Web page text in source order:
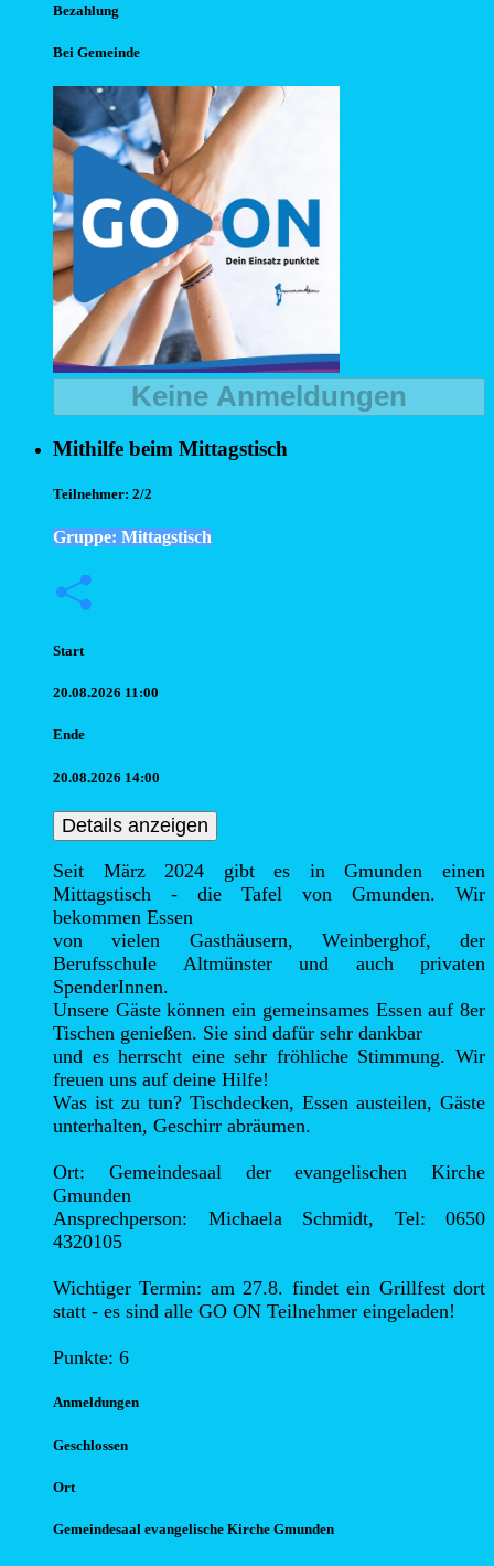
Bezahlung
Bei Gemeinde
Keine Anmeldungen
Mithilfe beim Mittagstisch
Teilnehmer: 2/2
Gruppe: Mittagstisch
Start
20.08.2026 11:00
Ende
20.08.2026 14:00
Details anzeigen
Seit März 2024 gibt es in Gmunden einen
Mittagstisch - die Tafel von Gmunden. Wir
bekommen Essen
von vielen Gasthäusern, Weinberghof, der
Berufsschule Altmünster und auch privaten
SpenderInnen.
Unsere Gäste können ein gemeinsames Essen auf 8er
Tischen genießen. Sie sind dafür sehr dankbar
und es herrscht eine sehr fröhliche Stimmung. Wir
freuen uns auf deine Hilfe!
Was ist zu tun? Tischdecken, Essen austeilen, Gäste
unterhalten, Geschirr abräumen.
Ort: Gemeindesaal der evangelischen Kirche
Gmunden
Ansprechperson: Michaela Schmidt, Tel: 0650
4320105
Wichtiger Termin: am 27.8. findet ein Grillfest dort
statt - es sind alle GO ON Teilnehmer eingeladen!
Punkte: 6
Anmeldungen
Geschlossen
Ort
Gemeindesaal evangelische Kirche Gmunden